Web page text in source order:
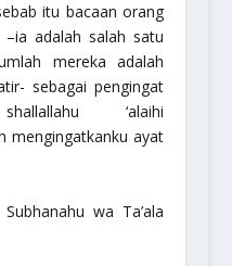
itu bacaan orang
adalah salah satu
mereka adalah
sebagai pengingat
shallallahu ‘alaihi
mengingatkanku ayat
Subhanahu wa Ta’ala